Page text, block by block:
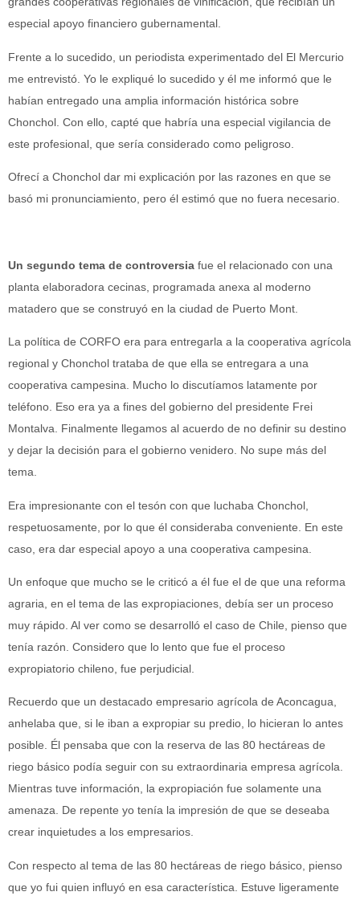
especial apoyo financiero gubernamental.
Frente a lo sucedido, un periodista experimentado del El Mercurio
me entrevistó. Yo le expliqué lo sucedido y él me informó que le
habían entregado una amplia información histórica sobre
Chonchol. Con ello, capté que habría una especial vigilancia de
este profesional, que sería considerado como peligroso.
Ofrecí a Chonchol dar mi explicación por las razones en que se
basó mi pronunciamiento, pero él estimó que no fuera necesario.
Un segundo tema de controversia fue el relacionado con una
planta elaboradora cecinas, programada anexa al moderno
matadero que se construyó en la ciudad de Puerto Mont.
La política de CORFO era para entregarla a la cooperativa agrícola
regional y Chonchol trataba de que ella se entregara a una
cooperativa campesina. Mucho lo discutíamos latamente por
teléfono. Eso era ya a fines del gobierno del presidente Frei
Montalva. Finalmente llegamos al acuerdo de no definir su destino
y dejar la decisión para el gobierno venidero. No supe más del
tema.
Era impresionante con el tesón con que luchaba Chonchol,
respetuosamente, por lo que él consideraba conveniente. En este
caso, era dar especial apoyo a una cooperativa campesina.
Un enfoque que mucho se le criticó a él fue el de que una reforma
agraria, en el tema de las expropiaciones, debía ser un proceso
muy rápido. Al ver como se desarrolló el caso de Chile, pienso que
tenía razón. Considero que lo lento que fue el proceso
expropiatorio chileno, fue perjudicial.
Recuerdo que un destacado empresario agrícola de Aconcagua,
anhelaba que, si le iban a expropiar su predio, lo hicieran lo antes
posible. Él pensaba que con la reserva de las 80 hectáreas de
riego básico podía seguir con su extraordinaria empresa agrícola.
Mientras tuve información, la expropiación fue solamente una
amenaza. De repente yo tenía la impresión de que se deseaba
crear inquietudes a los empresarios.
Con respecto al tema de las 80 hectáreas de riego básico, pienso
que yo fui quien influyó en esa característica. Estuve ligeramente